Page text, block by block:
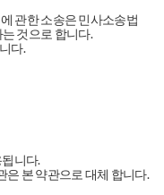
관한 소송은 민사소송법
것으로 합니다.
다.
니다.
은 본 약관으로 대체 합니다.